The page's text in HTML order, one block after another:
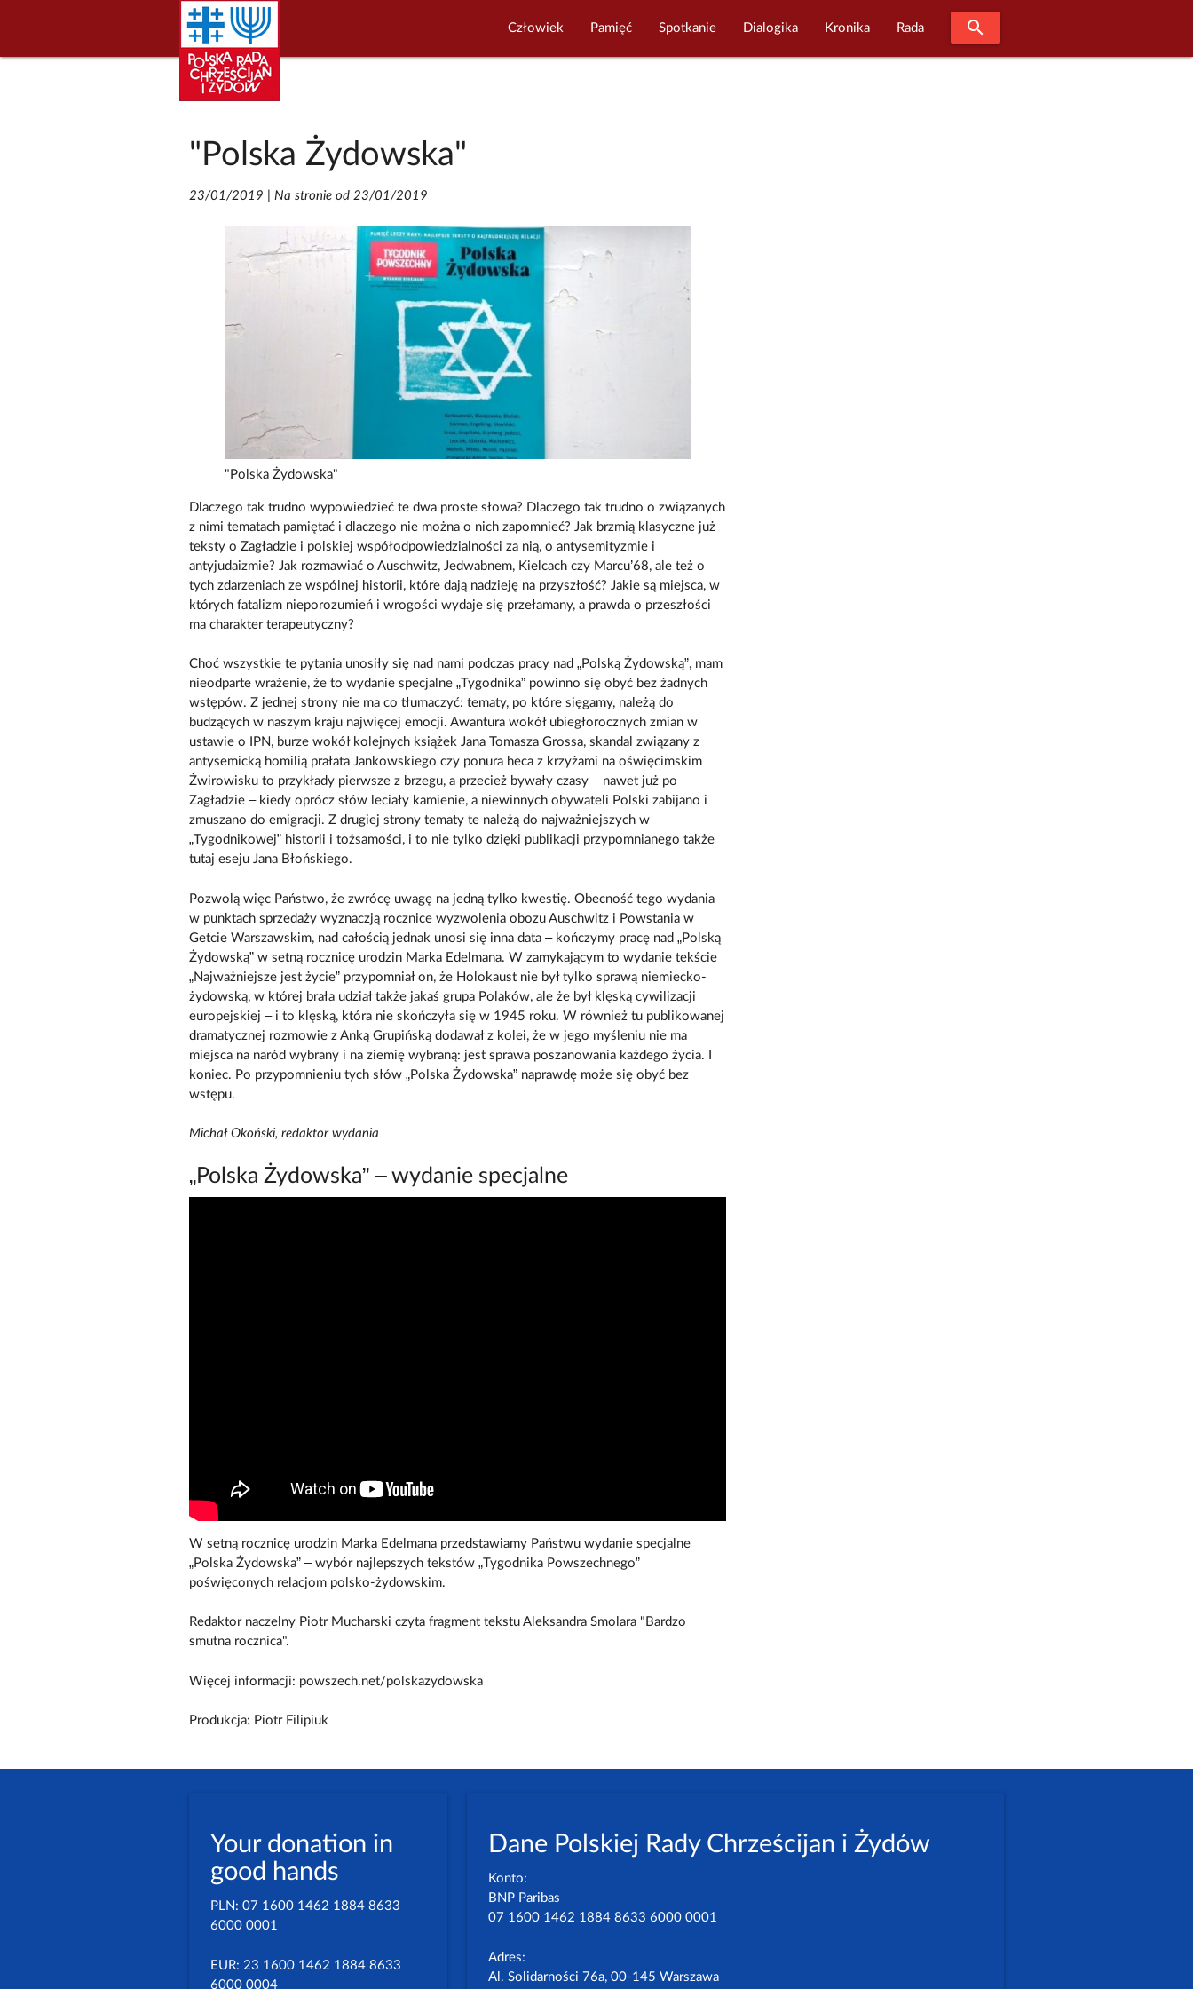
Człowiek Pamięć Spotkanie Dialogika Kronika Rada search
"Polska Żydowska"
23/01/2019 Na stronie od 23/01/2019
"Polska Żydowska"
Dlaczego tak trudno wypowiedzieć te dwa proste słowa? Dlaczego tak trudno o związanych
z nimi tematach pamiętać i dlaczego nie można o nich zapomnieć? Jak brzmią klasyczne już
teksty o Zagładzie i polskiej współodpowiedzialności za nią, o antysemityzmie i
antyjudaizmie? Jak rozmawiać o Auschwitz, Jedwabnem, Kielcach czy Marcu’68, ale też o
tych zdarzeniach ze wspólnej historii, które dają nadzieję na przyszłość? Jakie są miejsca, w
których fatalizm nieporozumień i wrogości wydaje się przełamany, a prawda o przeszłości
ma charakter terapeutyczny?
Choć wszystkie te pytania unosiły się nad nami podczas pracy nad „Polską Żydowską”, mam
nieodparte wrażenie, że to wydanie specjalne „Tygodnika” powinno się obyć bez żadnych
wstępów. Z jednej strony nie ma co tłumaczyć: tematy, po które sięgamy, należą do
budzących w naszym kraju najwięcej emocji. Awantura wokół ubiegłorocznych zmian w
ustawie o IPN, burze wokół kolejnych książek Jana Tomasza Grossa, skandal związany z
antysemicką homilią prałata Jankowskiego czy ponura heca z krzyżami na oświęcimskim
Żwirowisku to przykłady pierwsze z brzegu, a przecież bywały czasy – nawet już po
Zagładzie – kiedy oprócz słów leciały kamienie, a niewinnych obywateli Polski zabijano i
zmuszano do emigracji. Z drugiej strony tematy te należą do najważniejszych w
„Tygodnikowej” historii i tożsamości, i to nie tylko dzięki publikacji przypomnianego także
tutaj eseju Jana Błońskiego.
Pozwolą więc Państwo, że zwrócę uwagę na jedną tylko kwestię. Obecność tego wydania
w punktach sprzedaży wyznaczją rocznice wyzwolenia obozu Auschwitz i Powstania w
Getcie Warszawskim, nad całością jednak unosi się inna data – kończymy pracę nad „Polską
Żydowską” w setną rocznicę urodzin Marka Edelmana. W zamykającym to wydanie tekście
„Najważniejsze jest życie” przypomniał on, że Holokaust nie był tylko sprawą niemiecko-
żydowską, w której brała udział także jakaś grupa Polaków, ale że był klęską cywilizacji
europejskiej – i to klęską, która nie skończyła się w 1945 roku. W również tu publikowanej
dramatycznej rozmowie z Anką Grupińską dodawał z kolei, że w jego myśleniu nie ma
miejsca na naród wybrany i na ziemię wybraną: jest sprawa poszanowania każdego życia. I
koniec. Po przypomnieniu tych słów „Polska Żydowska” naprawdę może się obyć bez
wstępu.
Michał Okoński, redaktor wydania
„Polska Żydowska” – wydanie specjalne
W setną rocznicę urodzin Marka Edelmana przedstawiamy Państwu wydanie specjalne
„Polska Żydowska” – wybór najlepszych tekstów „Tygodnika Powszechnego”
poświęconych relacjom polsko-żydowskim.
Redaktor naczelny Piotr Mucharski czyta fragment tekstu Aleksandra Smolara "Bardzo
smutna rocznica".
Więcej informacji: powszech.net/polskazydowska
Produkcja: Piotr Filipiuk
Dane Polskiej Rady Chrześcijan i Żydów
Konto:
BNP Paribas
07 1600 1462 1884 8633 6000 0001
Adres:
Al. Solidarności 76a, 00-145 Warszawa
Your donation in
good hands
PLN: 07 1600 1462 1884 8633
6000 0001
EUR: 23 1600 1462 1884 8633
6000 0004